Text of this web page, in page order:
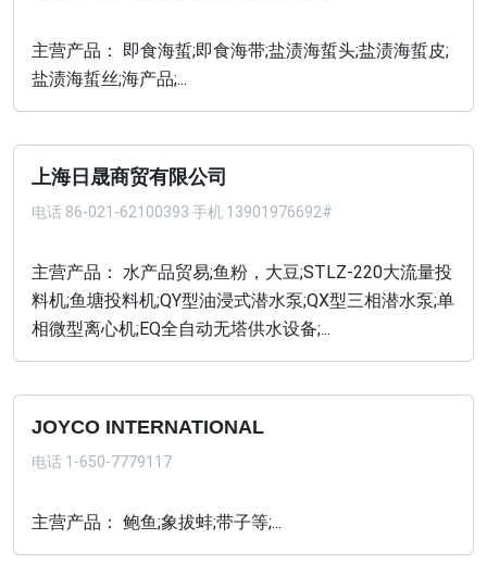
主营产品： 即食海蜇;即食海带;盐渍海蜇头;盐渍海蜇皮;
盐渍海蜇丝;海产品;...
上海日晟商贸有限公司
电话 86-021-62100393 手机 13901976692#
主营产品： 水产品贸易;鱼粉，大豆;STLZ-220大流量投
料机;鱼塘投料机;QY型油浸式潜水泵;QX型三相潜水泵;单
相微型离心机;EQ全自动无塔供水设备;...
JOYCO INTERNATIONAL
电话 1-650-7779117
主营产品： 鲍鱼;象拔蚌;带子等;...